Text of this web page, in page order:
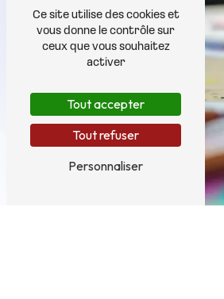
Ce site utilise des cookies et
vous donne le contrôle sur
ceux que vous souhaitez
activer
Tout accepter
Tout refuser
Personnaliser